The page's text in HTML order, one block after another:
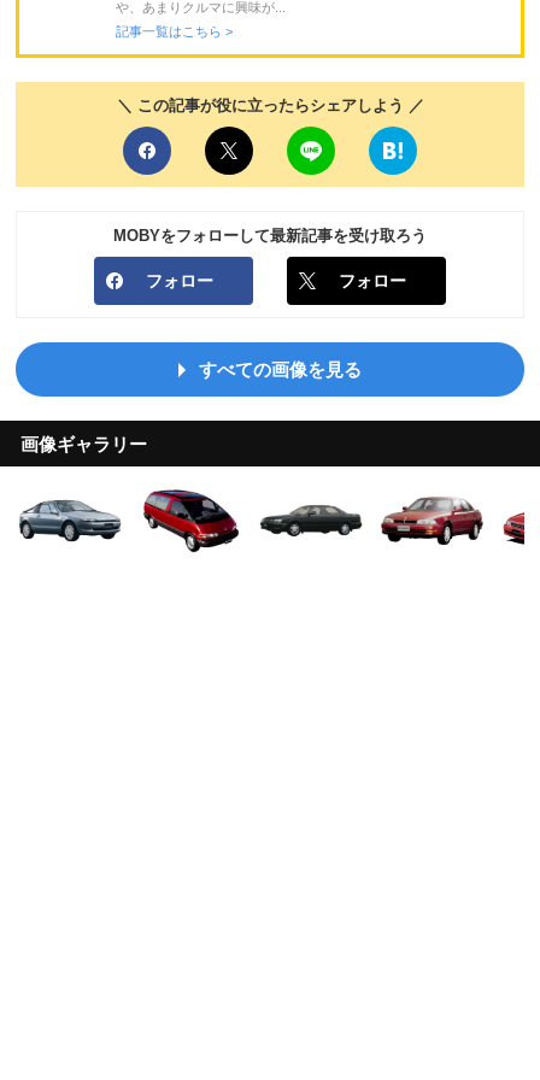
や、あまりクルマに興味が...
記事一覧はこちら >
＼ この記事が役に立ったらシェアしよう ／
MOBYをフォローして最新記事を受け取ろう
フォロー フォロー
すべての画像を見る
画像ギャラリー